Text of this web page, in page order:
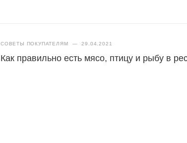
СОВЕТЫ ПОКУПАТЕЛЯМ — 29.04.2021
Как правильно есть мясо, птицу и рыбу в